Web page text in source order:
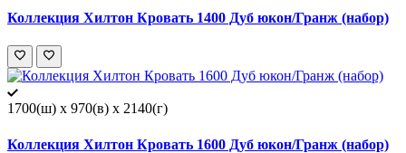
Коллекция Хилтон Кровать 1400 Дуб юкон/Гранж (набор)
1700(ш) x 970(в) x 2140(г)
Коллекция Хилтон Кровать 1600 Дуб юкон/Гранж (набор)